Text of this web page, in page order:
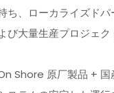
ち、ローカライズドパ
び大量生産プロジェク
Shore 原厂製品 + 国